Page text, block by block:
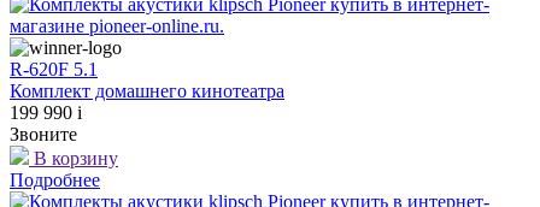
R-620F 5.1
Комплект домашнего кинотеатра
199 990 i
Звоните
В корзину
Подробнее